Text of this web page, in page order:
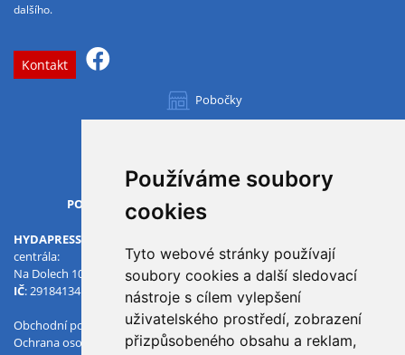
Používáme soubory
cookies
Tyto webové stránky používají
soubory cookies a další sledovací
nástroje s cílem vylepšení
uživatelského prostředí, zobrazení
přizpůsobeného obsahu a reklam,
dalšího.
Kontakt
Pobočky
OTVÍRACÍ DOBA
PO-PÁ
HYDAPRESS CZ s.r.o.
centrála:
Na Dolech 109 586 01 Jihlava
IČ: 29184134 : CZ29184134
Obchodní podmínky
Ochrana osobních údajů